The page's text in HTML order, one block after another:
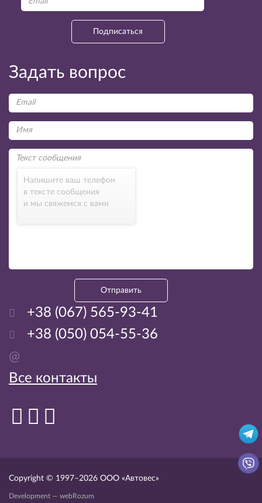
Подписаться
Задать вопрос
Напишите ваш телефон
в тексте сообщения
и мы свяжемся с вами
Отправить
+38 (067) 565-93-41
+38 (050) 054-55-36
@
Все контакты
Copyright © 1997–2026 ООО «Автовес»
Development — webRozum